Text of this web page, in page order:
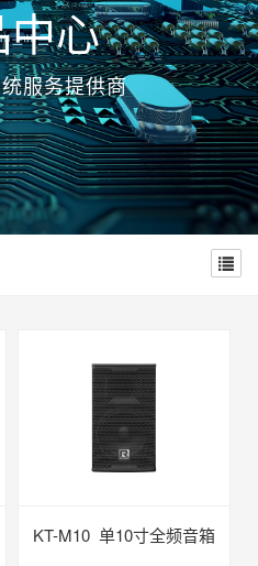
心
服务提供商
KT-M10 单10寸全频音箱